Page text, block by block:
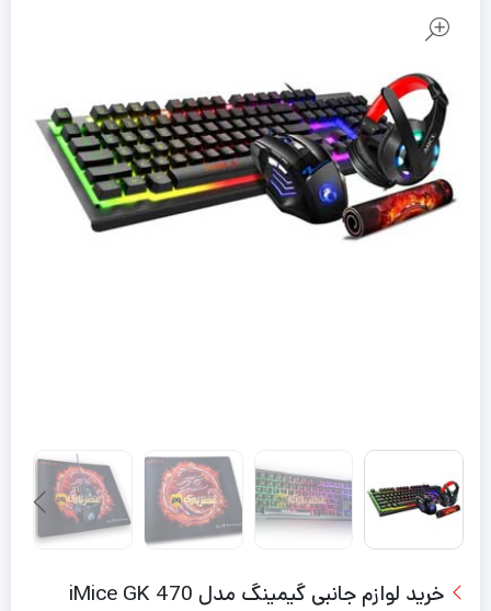
خرید لوازم جانبی گیمینگ مدل iMice GK 470